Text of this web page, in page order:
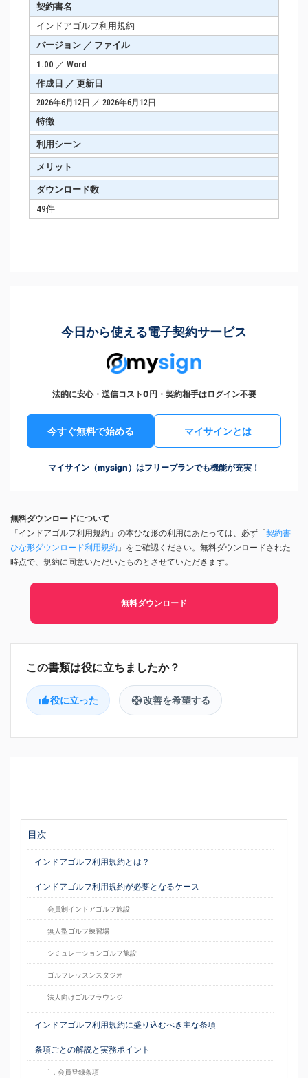
契約書名
インドアゴルフ利用規約
バージョン ／ ファイル
1.00 ／ Word
作成日 ／ 更新日
2026年6月12日 ／ 2026年6月12日
特徴
利用シーン
メリット
ダウンロード数
49件
今日から使える電子契約サービス
法的に安心・送信コスト0円・契約相手はログイン不要
今すぐ無料で始める マイサインとは
マイサイン（mysign）はフリープランでも機能が充実！
無料ダウンロードについて
「インドアゴルフ利用規約」の本ひな形の利用にあたっては、必ず「契約書
ひな形ダウンロード利用規約 」をご確認ください。無料ダウンロードされた
時点で、規約に同意いただいたものとさせていただきます。
無料ダウンロード
役に立った 改善を希望する
目次
インドアゴルフ利用規約とは？
インドアゴルフ利用規約が必要となるケース
会員制インドアゴルフ施設
無人型ゴルフ練習場
シミュレーションゴルフ施設
ゴルフレッスンスタジオ
法人向けゴルフラウンジ
インドアゴルフ利用規約に盛り込むべき主な条項
条項ごとの解説と実務ポイント
1．会員登録条項